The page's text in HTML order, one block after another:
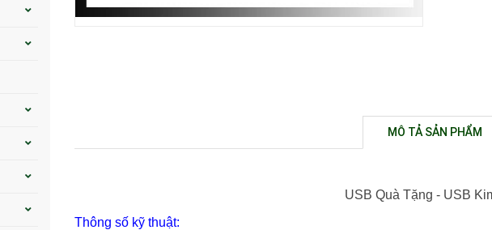
MÔ TẢ SẢN PHẨM
USB Quà Tặng - USB
Thông số kỹ thuật: